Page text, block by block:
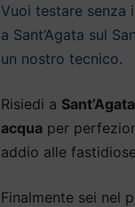
Vuoi testare senza
a Sant’Agata sul
un nostro tecnico.
Risiedi a
acqua per
addio alle
Finalmente sei nel